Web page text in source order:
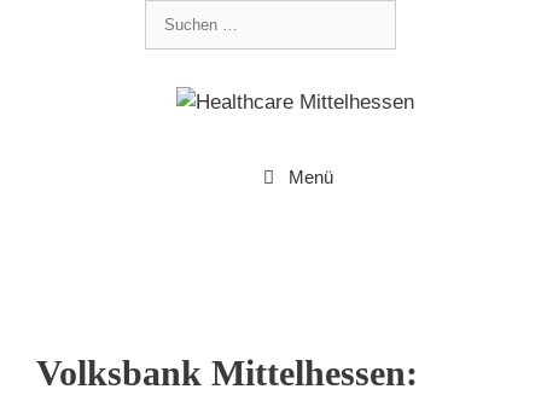
Menü
Volksbank Mittelhessen: